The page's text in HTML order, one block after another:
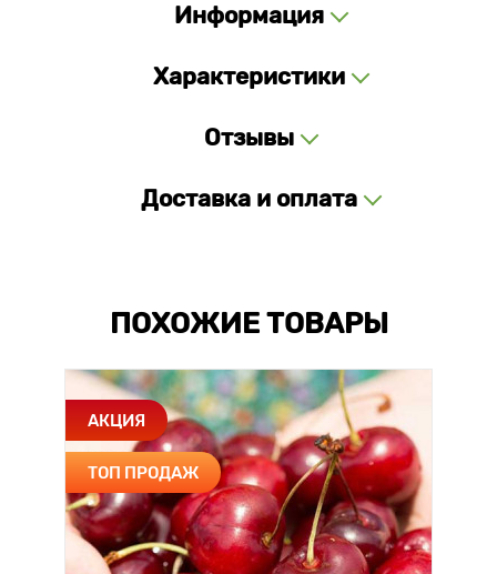
Информация
Характеристики
Отзывы
Доставка и оплата
ПОХОЖИЕ ТОВАРЫ
АКЦИЯ
ТОП ПРОДАЖ